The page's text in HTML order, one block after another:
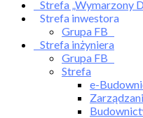
Strefa „Wymarzony
Strefa inwestora
Grupa FB
Strefa inżyniera
Grupa FB
Strefa
e-